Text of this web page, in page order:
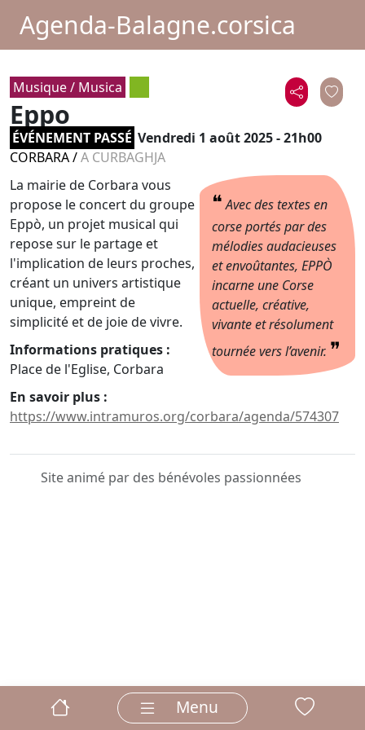
Agenda-Balagne.corsica
Musique / Musica
Eppo
ÉVÉNEMENT PASSÉ Vendredi 1 août 2025 - 21h00
CORBARA/A CURBAGHJA
❝ Avec des textes en
corse portés par des
mélodies audacieuses
et envoûtantes, EPPÒ
incarne une Corse
actuelle, créative,
vivante et résolument
tournée vers l’avenir. ❞
La mairie de Corbara vous
propose le concert du groupe
Eppò, un projet musical qui
repose sur le partage et
l'implication de leurs proches,
créant un univers artistique
unique, empreint de
simplicité et de joie de vivre.
Informations pratiques :
Place de l'Eglise, Corbara
En savoir plus :
https://www.intramuros.org/corbara/agenda/574307
Site animé par des bénévoles passionnées
Menu